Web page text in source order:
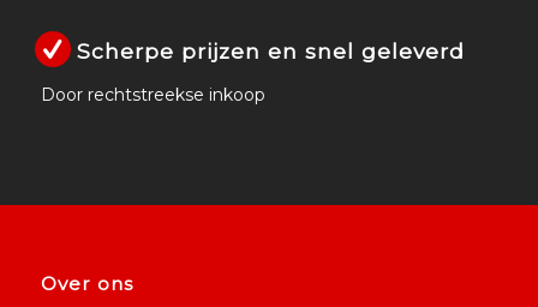
Scherpe prijzen en snel geleverd
Door rechtstreekse inkoop
Over ons